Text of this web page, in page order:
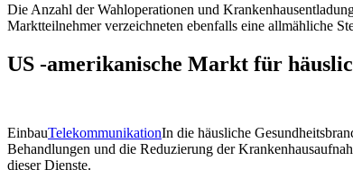
Die Anzahl der Wahloperationen und
Marktteilnehmer verzeichneten ebenfalls eine allmähliche
US -amerikanische Markt für
EinbauTelekommunikationIn die häusliche
Behandlungen und die Reduzierung der
dieser Dienste.